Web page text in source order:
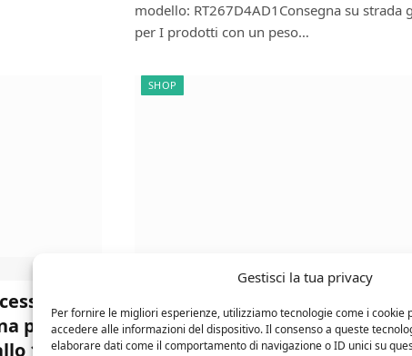
Gestisci la tua privacy
Per fornire le migliori esperienze, utilizziamo tecnologie come i cookie
accedere alle informazioni del dispositivo. Il consenso a queste
elaborare dati come il comportamento di navigazione o ID unici su
modello: RT267D4AD1Consegna su strada
per I prodotti con un peso…
per
100%
SHOP
Alluminio Pressofuso
Alimenti Con Raccoglitore In